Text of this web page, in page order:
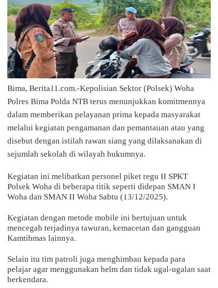
Bima, Berita11.com.-Kepolisian Sektor (Polsek) Woha
Polres Bima Polda NTB terus menunjukkan komitmennya
dalam memberikan pelayanan prima kepada masyarakat
melalui kegiatan pengamanan dan pemantauan atau yang
disebut dengan istilah rawan siang yang dilaksanakan di
sejumlah sekolah di wilayah hukumnya.
Kegiatan ini melibatkan personel piket regu II SPKT
Polsek Woha di beberapa titik seperti didepan SMAN I
Woha dan SMAN II Woha Sabtu (13/12/2025).
Kegiatan dengan metode mobile ini bertujuan untuk
mencegah terjadinya tawuran, kemacetan dan gangguan
Kamtibmas lainnya.
Selain itu tim patroli juga menghimbau kepada para
pelajar agar menggunakan helm dan tidak ugal-ugalan saat
berkendara.